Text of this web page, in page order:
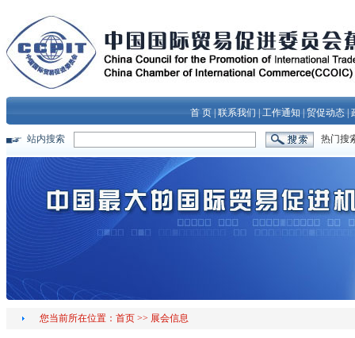
首 页 联系我们 工作通知 贸促动态
站内搜索 热门搜
您当前所在位置： 首页>> 展会信息